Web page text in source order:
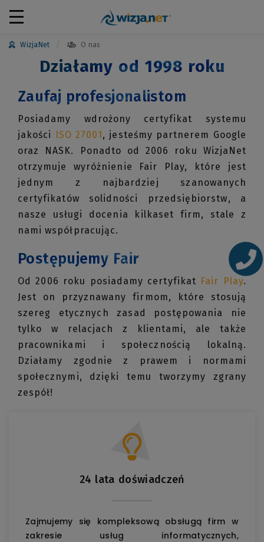
WizjaNet O nas
Działamy od 1998 roku
Zaufaj profesjonalistom
Posiadamy wdrożony certyfikat systemu
jakości ISO 27001, jesteśmy partnerem Google
oraz NASK. Ponadto od 2006 roku WizjaNet
otrzymuje wyróżnienie Fair Play, które jest
jednym z najbardziej szanowanych
certyfikatów solidności przedsiębiorstw, a
nasze usługi docenia kilkaset firm, stale z
nami współpracując.
Postępujemy Fair
Od 2006 roku posiadamy certyfikat Fair Play.
Jest on przyznawany firmom, które stosują
szereg etycznych zasad postępowania nie
tylko w relacjach z klientami, ale także
pracownikami i społecznością lokalną.
Działamy zgodnie z prawem i normami
społecznymi, dzięki temu tworzymy zgrany
zespół!
24 lata doświadczeń
Zajmujemy się kompleksową obsługą firm w
zakresie usług informatycznych,